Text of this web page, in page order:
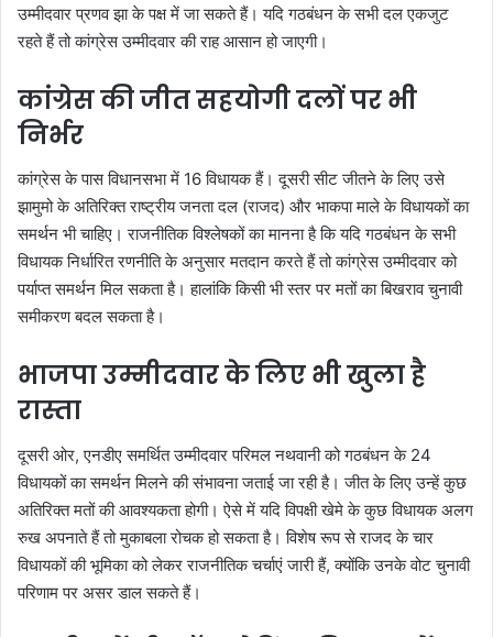
उम्मीदवार प्रणव झा के पक्ष में जा सकते हैं। यदि गठबंधन के सभी दल एकजुट
रहते हैं तो कांग्रेस उम्मीदवार की राह आसान हो जाएगी।
कांग्रेस की जीत सहयोगी दलों पर भी
निर्भर
कांग्रेस के पास विधानसभा में 16 विधायक हैं। दूसरी सीट जीतने के लिए उसे
झामुमो के अतिरिक्त राष्ट्रीय जनता दल (राजद) और भाकपा माले के विधायकों का
समर्थन भी चाहिए। राजनीतिक विश्लेषकों का मानना है कि यदि गठबंधन के सभी
विधायक निर्धारित रणनीति के अनुसार मतदान करते हैं तो कांग्रेस उम्मीदवार को
पर्याप्त समर्थन मिल सकता है। हालांकि किसी भी स्तर पर मतों का बिखराव चुनावी
समीकरण बदल सकता है।
भाजपा उम्मीदवार के लिए भी खुला है
रास्ता
दूसरी ओर, एनडीए समर्थित उम्मीदवार परिमल नथवानी को गठबंधन के 24
विधायकों का समर्थन मिलने की संभावना जताई जा रही है। जीत के लिए उन्हें कुछ
अतिरिक्त मतों की आवश्यकता होगी। ऐसे में यदि विपक्षी खेमे के कुछ विधायक अलग
रुख अपनाते हैं तो मुकाबला रोचक हो सकता है। विशेष रूप से राजद के चार
विधायकों की भूमिका को लेकर राजनीतिक चर्चाएं जारी हैं, क्योंकि उनके वोट चुनावी
परिणाम पर असर डाल सकते हैं।